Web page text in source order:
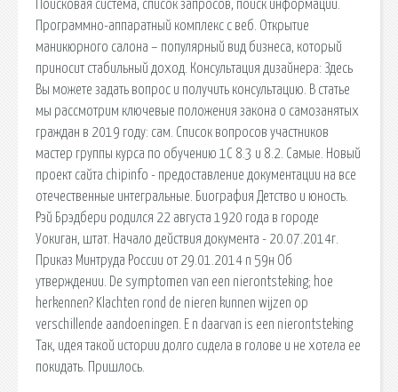
Поисковая сиcтема, список запросов, поиск информации.
Программно-аппаратный комплекс с веб. Открытие
маникюрного салона – популярный вид бизнеса, который
приносит стабильный доход. Консультация дизайнера: Здесь
Вы можете задать вопрос и получить консультацию. В статье
мы рассмотрим ключевые положения закона о самозанятых
граждан в 2019 году: сам. Список вопросов участников
мастер группы курса по обучению 1С 8.3 и 8.2. Самые. Новый
проект сайта chipinfo - предоставление документации на все
отечественные интегральные. Биография Детство и юность.
Рэй Брэдбери родился 22 августа 1920 года в городе
Уокиган, штат. Начало действия документа - 20.07.2014г.
Приказ Минтруда России от 29.01.2014 n 59н Об
утверждении. De symptomen van een nierontsteking; hoe
herkennen? Klachten rond de nieren kunnen wijzen op
verschillende aandoeningen. E n daarvan is een nierontsteking
Так, идея такой истории долго сидела в голове и не хотела ее
покидать. Пришлось.